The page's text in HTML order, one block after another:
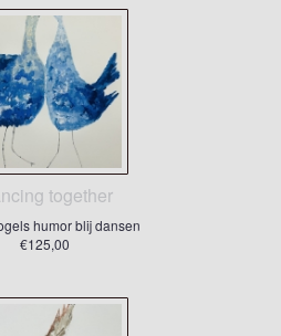
together
humor blij dansen
€125,00